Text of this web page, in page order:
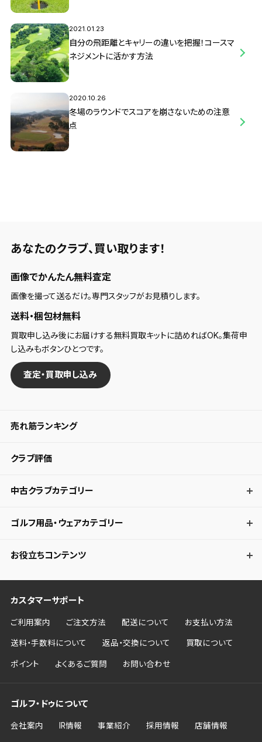
2021.01.23
自分の飛距離とキャリーの違いを把握！コースマ
ネジメントに活かす方法
2020.10.26
冬場のラウンドでスコアを崩さないための注意
点
あなたのクラブ、 買い取ります！
画像でかんたん無料査定
画像を撮って送るだけ。専門スタッフがお見積りします。
送料・梱包材無料
買取申し込み後にお届けする無料買取キットに詰めればOK。集荷申
し込みもボタンひとつです。
査定・買取申し込み
売れ筋ランキング
クラブ評価
中古クラブカテゴリー
ゴルフ用品・ウェアカテゴリー
お役立ちコンテンツ
カスタマーサポート
ご利用案内 ご注文方法 配送について お支払い方法
送料・手数料について 返品・交換について 買取について
ポイント よくあるご質問 お問い合わせ
ゴルフ・ドゥについて
会社案内 IR情報 事業紹介 採用情報 店舗情報